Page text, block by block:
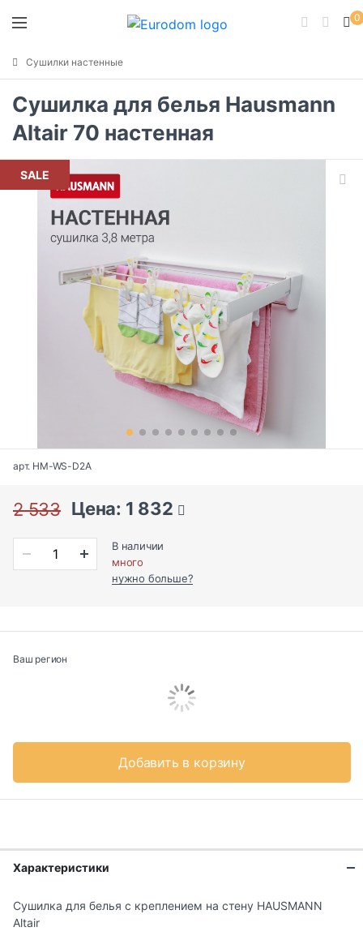
0
Сушилки настенные
Сушилка для белья Hausmann
Altair 70 настенная
SALE
арт. HM-WS-D2A
2 533 Цена: 1 832
В наличии
много
нужно больше?
Ваш регион
Добавить в корзину
Характеристики
Сушилка для белья с креплением на стену HAUSMANN
Altair